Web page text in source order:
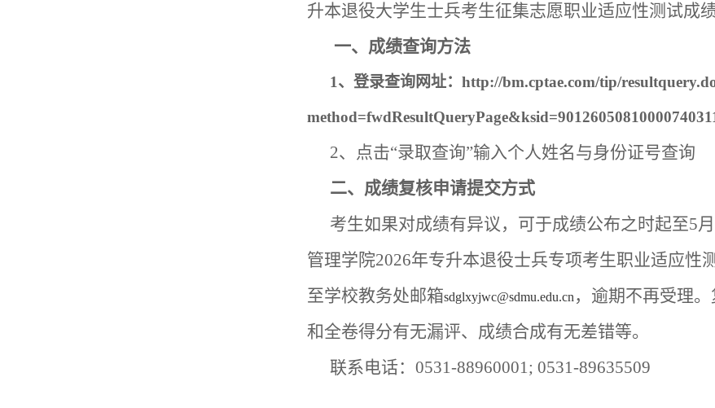
升本退役大学生士兵考生征集志愿职业适应性测试成
一、成绩查询方法
1、 登录查询网址： http://bm.cptae.com/tip/
2、点击“录取查询”输入个人姓名与身份证号查询
二、成绩复核申请提交方式
考生如果对成绩有异议，可于成绩公布之时起至5月
管理学院2026年专升本退役士兵专项考生职业适应性
至学校教务处邮箱sdglxyjwc@sdmu.edu.cn ，逾期不再受理。
和全卷得分有无漏评、成绩合成有无差错等。
联系电话： 0531-88960001; 0531-89635509